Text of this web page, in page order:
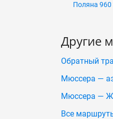
Поляна
Другие
Обратный
Мюссера —
Мюссера —
Все